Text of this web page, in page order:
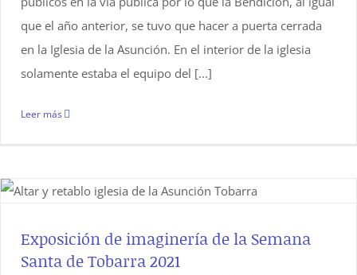
que el año anterior, se tuvo que hacer a puerta cerrada
en la Iglesia de la Asunción. En el interior de la iglesia
solamente estaba el equipo del [...]
Leer más
Exposición de imaginería de la Semana
Santa de Tobarra 2021